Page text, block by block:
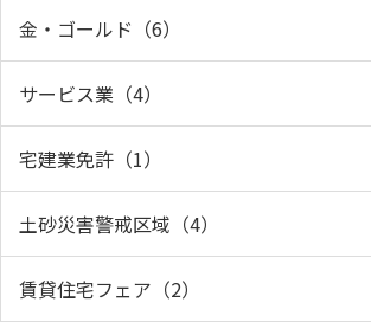
金・ゴールド（6）
サービス業（4）
宅建業免許（1）
土砂災害警戒区域（4）
賃貸住宅フェア（2）